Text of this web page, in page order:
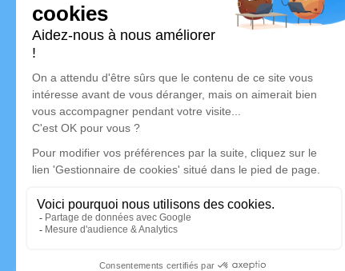
Déroulé
Les
Activez une
Recevoir
Je